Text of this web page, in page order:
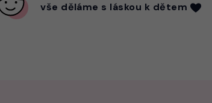
vše děláme s láskou k dětem